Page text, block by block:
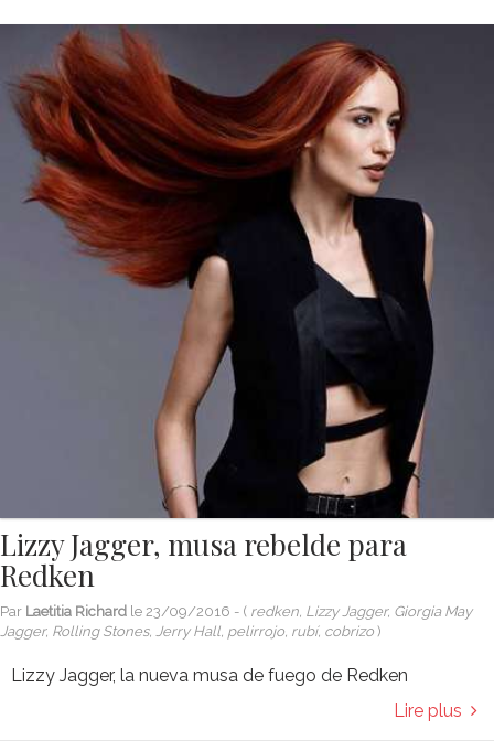
Lizzy Jagger, musa rebelde para
Redken
Par Laetitia Richard le 23/09/2016 - ( redken, Lizzy Jagger, Giorgia May
Jagger, Rolling Stones, Jerry Hall, pelirrojo, rubí, cobrizo )
Lizzy Jagger, la nueva musa de fuego de Redken
Lire plus